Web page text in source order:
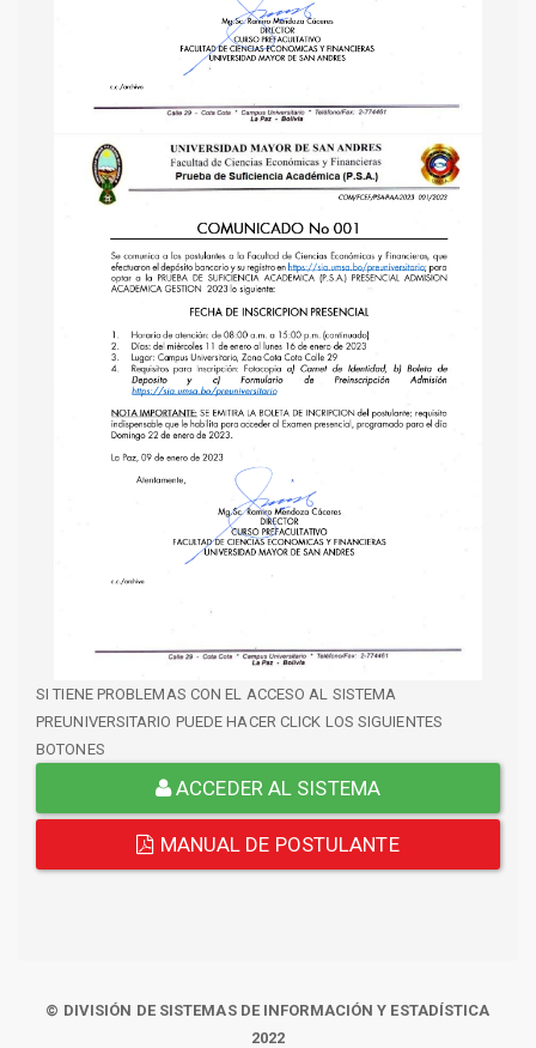
SI TIENE PROBLEMAS CON EL ACCESO AL SISTEMA
PREUNIVERSITARIO PUEDE HACER CLICK LOS SIGUIENTES
BOTONES
ACCEDER AL SISTEMA
MANUAL DE POSTULANTE
© DIVISIÓN DE SISTEMAS DE INFORMACIÓN Y ESTADÍSTICA
2022